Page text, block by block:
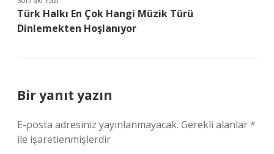
Türk Halkı En Çok Hangi Müzik Türü
Dinlemekten Hoşlanıyor
Bir yanıt yazın
E-posta adresiniz yayınlanmayacak. Gerekli alanlar*
ile işaretlenmişlerdir